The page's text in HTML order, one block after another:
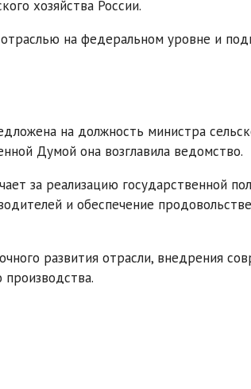
хозяйства России.
на федеральном уровне и
на должность министра
Думой она возглавила ведомство.
за реализацию государственной
и обеспечение
развития отрасли, внедрения